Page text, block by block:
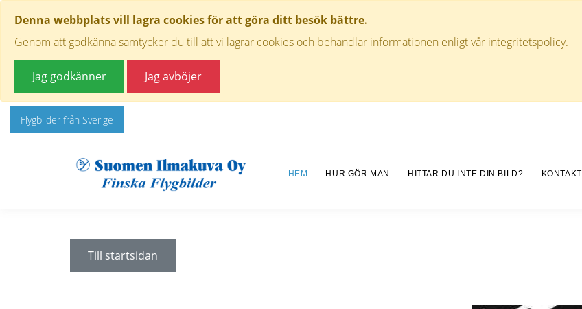
Denna webbplats vill lagra cookies för att göra ditt besök bättre.
Genom att godkänna samtycker du till att vi lagrar cookies och behandlar informationen enligt vår integritetspolicy.
Jag godkänner Jag avböjer
Flygbilder från Sverige
HEM HUR GÖR MAN HITTAR DU INTE DIN BILD? KONTAKT
Till startsidan